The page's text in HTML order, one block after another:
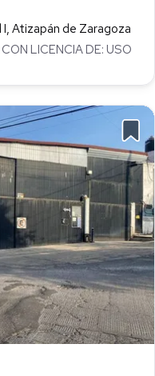
Atizapán de Zaragoza
LICENCIA DE: USO